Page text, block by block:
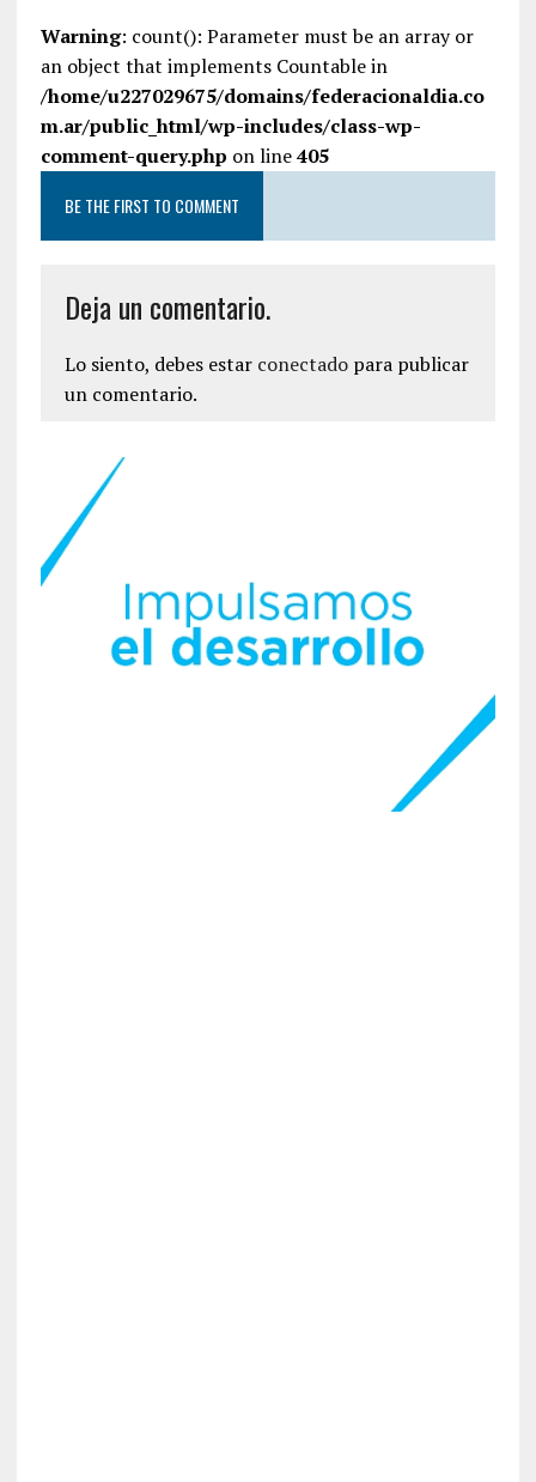
Warning: count(): Parameter must be an array or
an object that implements Countable in
/home/u227029675/domains/federacionaldia.co
m.ar/public_html/wp-includes/class-wp-
comment-query.php on line405
BE THE FIRST TO COMMENT
Deja un comentario.
Lo siento, debes estar conectadopara publicar
un comentario.